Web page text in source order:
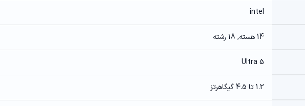
intel
14 هسته, 18 رشته
Ultra 5
1.2 تا 4.5 گیگاهرتز